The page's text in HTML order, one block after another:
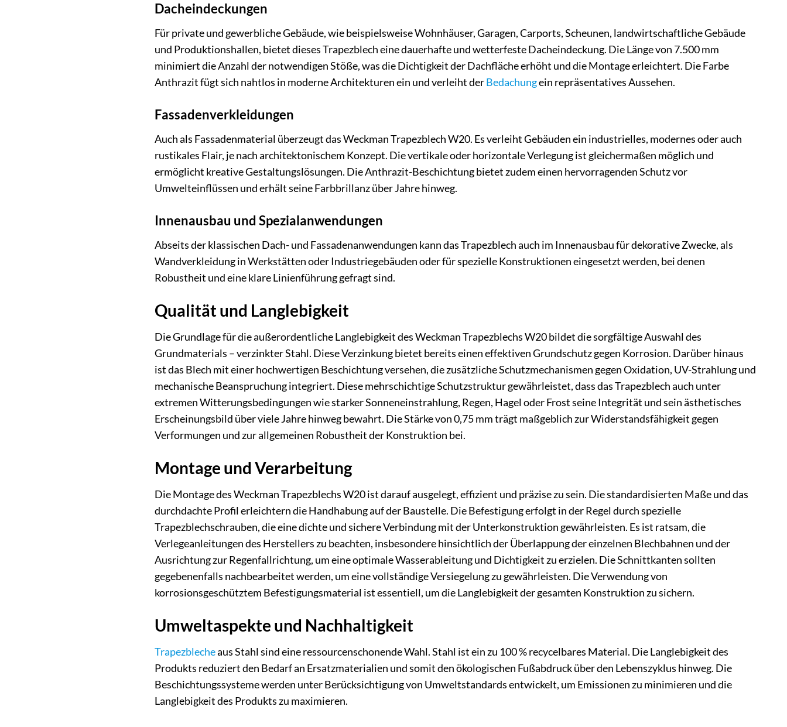
Dacheindeckungen
Für private und gewerbliche Gebäude, wie beispielsweise Wohnhäuser, Garagen, Carports, Scheunen, landwirtschaftliche Gebäude
und Produktionshallen, bietet dieses Trapezblech eine dauerhafte und wetterfeste Dacheindeckung. Die Länge von 7.500 mm
minimiert die Anzahl der notwendigen Stöße, was die Dichtigkeit der Dachfläche erhöht und die Montage erleichtert. Die Farbe
Anthrazit fügt sich nahtlos in moderne Architekturen ein und verleiht derBedachungein repräsentatives Aussehen.
Fassadenverkleidungen
Auch als Fassadenmaterial überzeugt das Weckman Trapezblech W20. Es verleiht Gebäuden ein industrielles, modernes oder auch
rustikales Flair, je nach architektonischem Konzept. Die vertikale oder horizontale Verlegung ist gleichermaßen möglich und
ermöglicht kreative Gestaltungslösungen. Die Anthrazit-Beschichtung bietet zudem einen hervorragenden Schutz vor
Umwelteinflüssen und erhält seine Farbbrillanz über Jahre hinweg.
Innenausbau und Spezialanwendungen
Abseits der klassischen Dach- und Fassadenanwendungen kann das Trapezblech auch im Innenausbau für dekorative Zwecke, als
Wandverkleidung in Werkstätten oder Industriegebäuden oder für spezielle Konstruktionen eingesetzt werden, bei denen
Robustheit und eine klare Linienführung gefragt sind.
Qualität und Langlebigkeit
Die Grundlage für die außerordentliche Langlebigkeit des Weckman Trapezblechs W20 bildet die sorgfältige Auswahl des
Grundmaterials – verzinkter Stahl. Diese Verzinkung bietet bereits einen effektiven Grundschutz gegen Korrosion. Darüber hinaus
ist das Blech mit einer hochwertigen Beschichtung versehen, die zusätzliche Schutzmechanismen gegen Oxidation, UV-Strahlung und
mechanische Beanspruchung integriert. Diese mehrschichtige Schutzstruktur gewährleistet, dass das Trapezblech auch unter
extremen Witterungsbedingungen wie starker Sonneneinstrahlung, Regen, Hagel oder Frost seine Integrität und sein ästhetisches
Erscheinungsbild über viele Jahre hinweg bewahrt. Die Stärke von 0,75 mm trägt maßgeblich zur Widerstandsfähigkeit gegen
Verformungen und zur allgemeinen Robustheit der Konstruktion bei.
Montage und Verarbeitung
Die Montage des Weckman Trapezblechs W20 ist darauf ausgelegt, effizient und präzise zu sein. Die standardisierten Maße und das
durchdachte Profil erleichtern die Handhabung auf der Baustelle. Die Befestigung erfolgt in der Regel durch spezielle
Trapezblechschrauben, die eine dichte und sichere Verbindung mit der Unterkonstruktion gewährleisten. Es ist ratsam, die
Verlegeanleitungen des Herstellers zu beachten, insbesondere hinsichtlich der Überlappung der einzelnen Blechbahnen und der
Ausrichtung zur Regenfallrichtung, um eine optimale Wasserableitung und Dichtigkeit zu erzielen. Die Schnittkanten sollten
gegebenenfalls nachbearbeitet werden, um eine vollständige Versiegelung zu gewährleisten. Die Verwendung von
korrosionsgeschütztem Befestigungsmaterial ist essentiell, um die Langlebigkeit der gesamten Konstruktion zu sichern.
Umweltaspekte und Nachhaltigkeit
Trapezblecheaus Stahl sind eine ressourcenschonende Wahl. Stahl ist ein zu 100 % recycelbares Material. Die Langlebigkeit des
Produkts reduziert den Bedarf an Ersatzmaterialien und somit den ökologischen Fußabdruck über den Lebenszyklus hinweg. Die
Beschichtungssysteme werden unter Berücksichtigung von Umweltstandards entwickelt, um Emissionen zu minimieren und die
Langlebigkeit des Produkts zu maximieren.